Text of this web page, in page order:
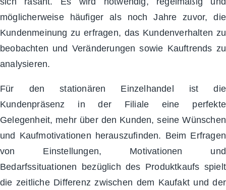
möglicherweise häufiger als noch Jahre zuvor, die
Kundenmeinung zu erfragen, das Kundenverhalten zu
beobachten und Veränderungen sowie Kauftrends zu
analysieren.
Für den stationären Einzelhandel ist die
Kundenpräsenz in der Filiale eine perfekte
Gelegenheit, mehr über den Kunden, seine Wünschen
und Kaufmotivationen herauszufinden. Beim Erfragen
von Einstellungen, Motivationen und
Bedarfssituationen bezüglich des Produktkaufs spielt
die zeitliche Differenz zwischen dem Kaufakt und der